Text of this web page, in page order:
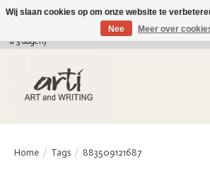
verkoop@arti-artandwriting.be/ +32 (0)471 41 82 41 /
a 5 dagen)
Home / Tags / 883509121687
Wij slaan cookies op om onze website te
Nee
Meer over